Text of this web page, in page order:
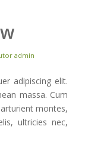
admin
adipiscing elit.
massa. Cum
montes,
ultricies nec,